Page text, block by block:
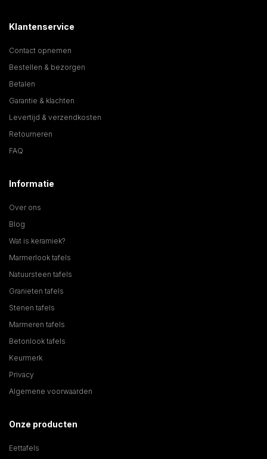
Klantenservice
Contact opnemen
Bestellen & bezorgen
Betalen
Garantie & klachten
Levertijd & verzendkosten
Retourneren
FAQ
Informatie
Over ons
Blog
Wat is keramiek?
Marmerlook tafels
Natuursteen tafels
Granieten tafels
Stenen tafels
Marmeren tafels
Betonlook tafels
Keurmerk
Privacy
Algemene voorwaarden
Onze producten
Eettafels